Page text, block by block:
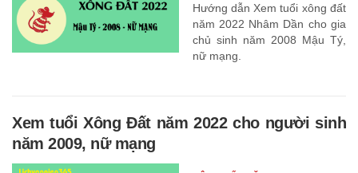
Hướng dẫn Xem tuổi xông đất
năm 2022 Nhâm Dần cho gia
chủ sinh năm 2008 Mậu Tý,
nữ mạng.
Xem tuổi Xông Đất năm 2022 cho người sinh
năm 2009, nữ mạng